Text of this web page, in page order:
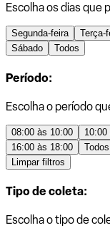
Escolha os dias que
Segunda-feira Terça-
Sábado
Todos
Período:
Escolha o período
08:00 às 10:00 10:00
16:00 às 18:00
Todos
Limpar filtros
Tipo de coleta:
Escolha o tipo de